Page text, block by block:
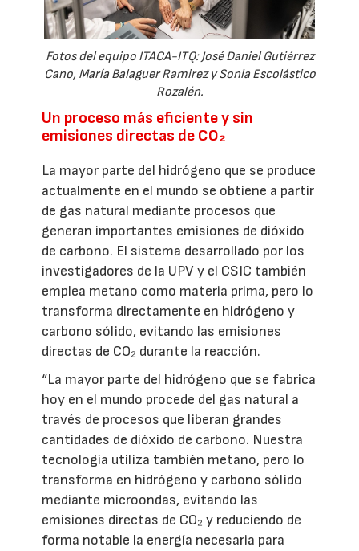
Fotos del equipo ITACA-ITQ: José Daniel Gutiérrez
Cano, María Balaguer Ramirez y Sonia Escolástico
Rozalén.
Un proceso más eficiente y sin
emisiones directas de CO₂
La mayor parte del hidrógeno que se produce
actualmente en el mundo se obtiene a partir
de gas natural mediante procesos que
generan importantes emisiones de dióxido
de carbono. El sistema desarrollado por los
investigadores de la UPV y el CSIC también
emplea metano como materia prima, pero lo
transforma directamente en hidrógeno y
carbono sólido, evitando las emisiones
directas de CO₂ durante la reacción.
“La mayor parte del hidrógeno que se fabrica
hoy en el mundo procede del gas natural a
través de procesos que liberan grandes
cantidades de dióxido de carbono. Nuestra
tecnología utiliza también metano, pero lo
transforma en hidrógeno y carbono sólido
mediante microondas, evitando las
emisiones directas de CO₂ y reduciendo de
forma notable la energía necesaria para